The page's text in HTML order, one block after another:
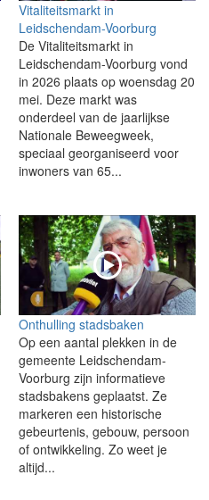
Vitaliteitsmarkt in
Leidschendam-Voorburg
De Vitaliteitsmarkt in
Leidschendam-Voorburg vond
in 2026 plaats op woensdag 20
mei. Deze markt was
onderdeel van de jaarlijkse
Nationale Beweegweek,
speciaal georganiseerd voor
inwoners van 65...
Onthulling stadsbaken
Op een aantal plekken in de
gemeente Leidschendam-
Voorburg zijn informatieve
stadsbakens geplaatst. Ze
markeren een historische
gebeurtenis, gebouw, persoon
of ontwikkeling. Zo weet je
altijd...